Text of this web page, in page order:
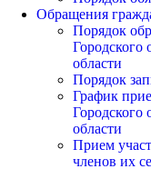
Обращения
Порядок
Городского
области
Порядок
График
Городского
области
Прием
членов их